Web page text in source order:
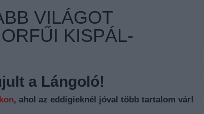
VILÁGOT
KISPÁL-
a Lángoló!
, ahol az eddigieknél jóval több tartalom vár!